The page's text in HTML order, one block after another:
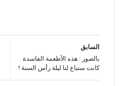
السابق
بالصور : هذه الأطعمة الفاسدة
كانت ستباع لنا ليلة رأس السنة !